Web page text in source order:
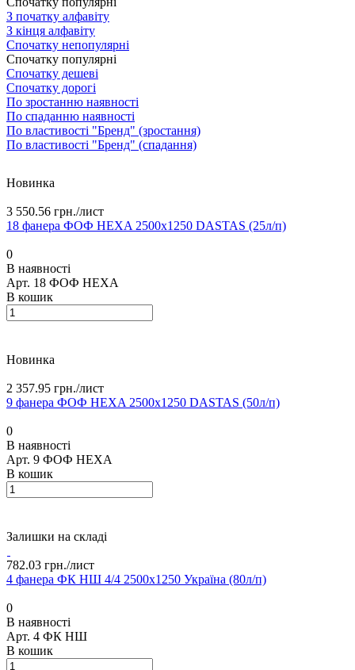
З початку алфавіту
З кінця алфавіту
Спочатку непопулярні
Спочатку популярні
Спочатку дешеві
Спочатку дорогі
По зростанню наявності
По спаданню наявності
По властивості "Бренд" (зростання)
По властивості "Бренд" (спадання)
Новинка
3 550.56 грн./лист
18 фанера ФОФ HEXA 2500х1250 DASTAS (25л/п)
0
В наявності
Арт. 18 ФОФ HEXA
В кошик
Новинка
2 357.95 грн./лист
9 фанера ФОФ HEXA 2500х1250 DASTAS (50л/п)
0
В наявності
Арт. 9 ФОФ HEXA
В кошик
Залишки на складі
782.03 грн./лист
4 фанера ФК НШ 4/4 2500х1250 Україна (80л/п)
0
В наявності
Арт. 4 ФК НШ
В кошик